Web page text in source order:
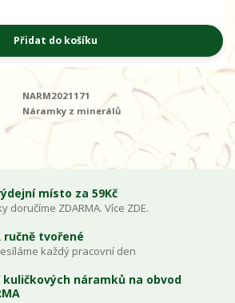
Přidat do košíku
NARM2021171
Náramky z minerálů
místo za 59Kč
doručíme ZDARMA. Více ZDE.
ručně tvořené
každý pracovní den
kuličkových náramků na obvod